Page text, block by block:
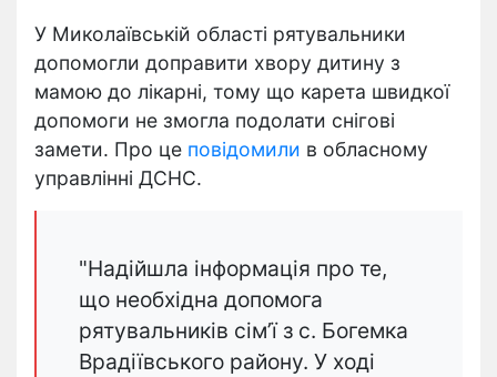
У Миколаївській області рятувальники
допомогли доправити хвору дитину з
мамою до лікарні, тому що карета швидкої
допомоги не змогла подолати снігові
замети. Про це повідомили в обласному
управлінні ДСНС.
"Надійшла інформація про те,
що необхідна допомога
рятувальників сім’ї з с. Богемка
Врадіївського району. У ході